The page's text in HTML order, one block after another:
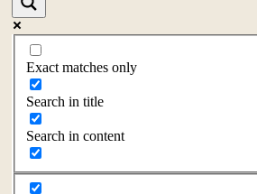
Exact matches only
Search in title
Search in content